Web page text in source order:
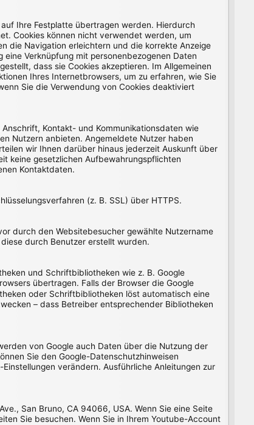
Ihre Festplatte übertragen werden. Hierdurch
Cookies können nicht verwendet werden, um
die Navigation erleichtern und die korrekte Anzeige
Verknüpfung mit personenbezogenen Daten
dass sie Cookies akzeptieren. Im Allgemeinen
Ihres Internetbrowsers, um zu erfahren, wie Sie
Sie die Verwendung von Cookies deaktiviert
Kontakt- und Kommunikationsdaten wie
Nutzern anbieten. Angemeldete Nutzer haben
wir Ihnen darüber hinaus jederzeit Auskunft über
keine gesetzlichen Aufbewahrungspflichten
Kontaktdaten.
(z. B. SSL) über HTTPS.
durch den Websitebesucher gewählte Nutzername
durch Benutzer erstellt wurden.
und Schriftbibliotheken wie z. B. Google
übertragen. Falls der Browser die Google
oder Schriftbibliotheken löst automatisch eine
– dass Betreiber entsprechender Bibliotheken
von Google auch Daten über die Nutzung der
Sie den Google-Datenschutzhinweisen
verändern. Ausführliche Anleitungen zur
San Bruno, CA 94066, USA. Wenn Sie eine Seite
Sie besuchen. Wenn Sie in Ihrem Youtube-Account